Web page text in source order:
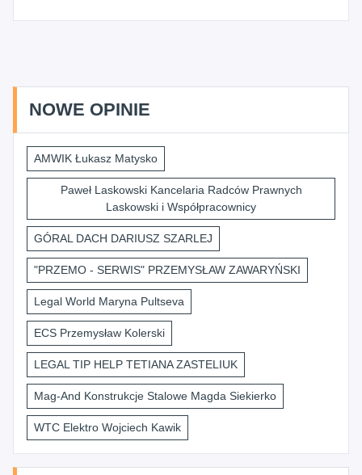
NOWE OPINIE
AMWIK Łukasz Matysko
Paweł Laskowski Kancelaria Radców Prawnych
Laskowski i Współpracownicy
GÓRAL DACH DARIUSZ SZARLEJ
"PRZEMO - SERWIS" PRZEMYSŁAW ZAWARYŃSKI
Legal World Maryna Pultseva
ECS Przemysław Kolerski
LEGAL TIP HELP TETIANA ZASTELIUK
Mag-And Konstrukcje Stalowe Magda Siekierko
WTC Elektro Wojciech Kawik